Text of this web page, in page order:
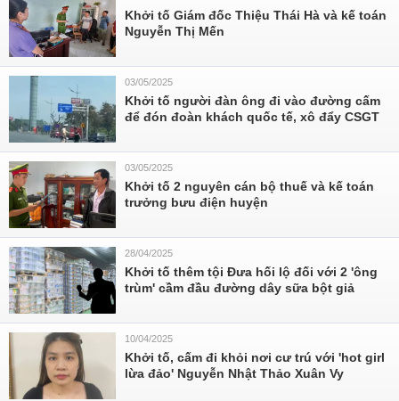
Khởi tố Giám đốc Thiệu Thái Hà và kế toán
Nguyễn Thị Mến
03/05/2025
Khởi tố người đàn ông đi vào đường cấm
để đón đoàn khách quốc tế, xô đẩy CSGT
03/05/2025
Khởi tố 2 nguyên cán bộ thuế và kế toán
trưởng bưu điện huyện
28/04/2025
Khởi tố thêm tội Đưa hối lộ đối với 2 'ông
trùm' cầm đầu đường dây sữa bột giả
10/04/2025
Khởi tố, cấm đi khỏi nơi cư trú với 'hot girl
lừa đảo' Nguyễn Nhật Thảo Xuân Vy